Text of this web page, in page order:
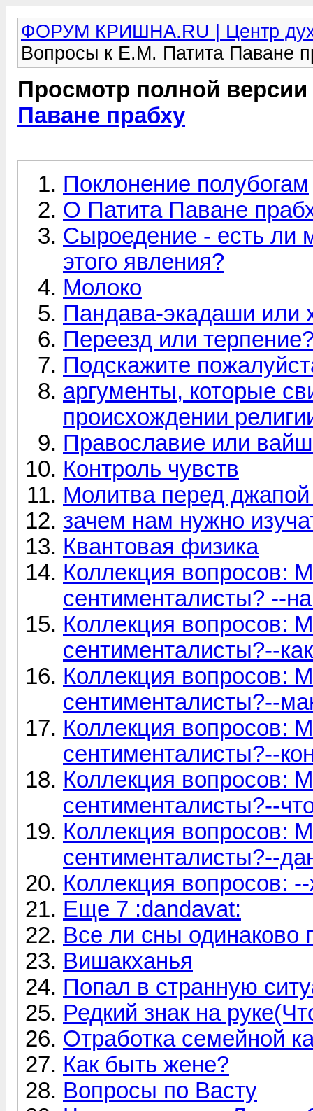
ФОРУМ КРИШНА.RU | Центр
Вопросы к Е.М. Патита Паване
Просмотр полной
Паване прабху
Поклонение полубогам
О Патита Паване
Сыроедение - есть ли
этого явления?
Молоко
Пандава-экадаши или
Переезд или
Подскажите
аргументы, которые
происхождении
Православие или
Контроль чувств
Молитва перед
зачем нам нужно
Квантовая физика
Коллекция вопросов:
сентименталисты? --
Коллекция вопросов:
сентименталисты?--
Коллекция вопросов:
сентименталисты?--
Коллекция вопросов:
сентименталисты?--
Коллекция вопросов:
сентименталисты?--
Коллекция вопросов:
сентименталисты?--
Коллекция вопросов:
Еще 7 :dandavat:
Все ли сны одинаково
Вишакханья
Попал в странную
Редкий знак на
Отработка семейной
Как быть жене?
Вопросы по Васту